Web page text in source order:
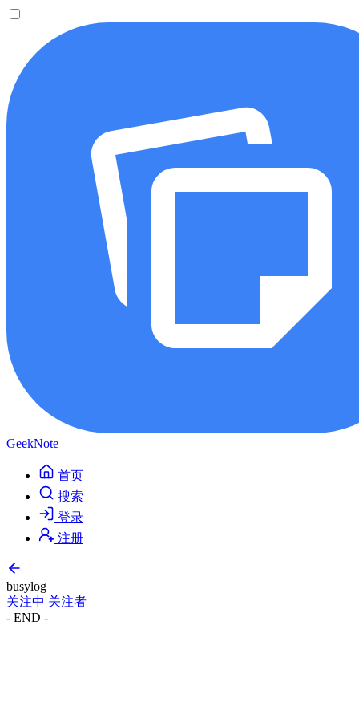
GeekNote
首页
搜索
登录
注册
busylog
关注中 关注者
- END -